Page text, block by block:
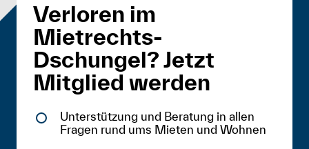
Verloren im
Mietrechts-
Dschungel? Jetzt
Mitglied werden
Unterstützung und Beratung in allen
Fragen rund ums Mieten und Wohnen